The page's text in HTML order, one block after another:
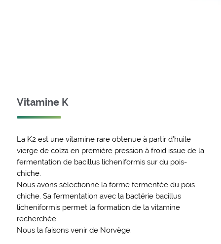
Vitamine K
La K2 est une vitamine rare obtenue à partir d’huile
vierge de colza en première pression à froid issue de la
fermentation de bacillus licheniformis sur du pois-
chiche.
Nous avons sélectionné la forme fermentée du pois
chiche. Sa fermentation avec la bactérie bacillus
licheniformis permet la formation de la vitamine
recherchée.
Nous la faisons venir de Norvège.